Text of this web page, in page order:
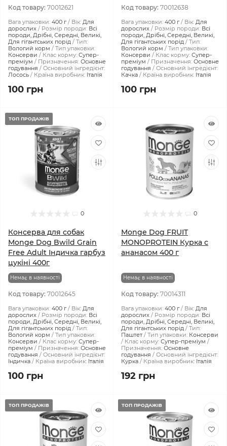
Код товару: 70012621
Вага упаковки: 400 г Вік: Для
дорослих
Розмір породи: Всі
породи, Дрібні, Середні, Великі,
Для гігантських порід
Тип:
Вологий корм
Тип упаковки:
Консерви
Клас корму: Супер-
преміум
Призначення: Основне
годування
Основний інгредієнт:
Лосось
Країна виробник: Італія
100 грн
Код товару: 70012638
Вага упаковки: 400 г Вік: Для
дорослих
Розмір породи: Всі
породи, Дрібні, Середні, Великі,
Для гігантських порід
Тип:
Вологий корм
Тип упаковки:
Консерви
Клас корму: Супер-
преміум
Призначення: Основне
годування
Основний інгредієнт:
Качка
Країна виробник: Італія
100 грн
ТОП ПРОДАЖІВ
0
Консерва для собак
Monge Dog Bwild Grain
Free Adult Індичка гарбуз
цукіні 400г
Немає в наявності
Код товару: 70012645
Вага упаковки: 400 г Вік: Для
дорослих
Розмір породи: Всі
породи, Дрібні, Середні, Великі,
Для гігантських порід
Тип:
Вологий корм
Тип упаковки:
Консерви
Клас корму: Супер-
преміум
Призначення: Основне
годування
Основний інгредієнт:
Індичка
Країна виробник: Італія
100 грн
0
Monge Dog FRUIT
MONOPROTEIN Курка с
ананасом 400 г
Немає в наявності
Код товару: 70014311
Вага упаковки: 400 г Вік: Для
дорослих
Розмір породи: Всі
породи, Дрібні, Середні, Великі,
Для гігантських порід
Тип:
Паштет
Тип упаковки: Консерви
Клас корму: Супер-преміум
Призначення: Основне
годування
Основний інгредієнт:
Курка
Країна виробник: Італія
192 грн
ТОП ПРОДАЖІВ ТОП ПРОДАЖІВ